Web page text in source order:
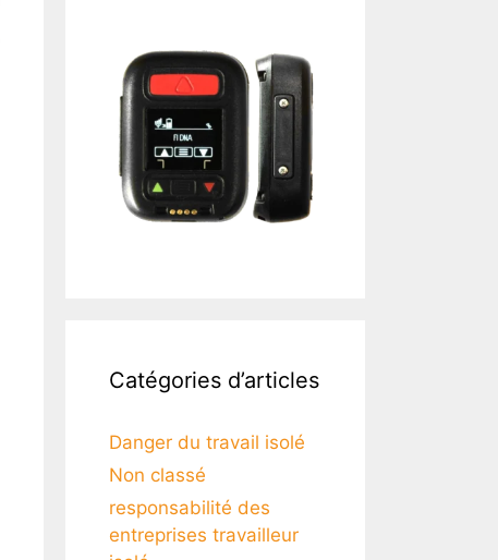
Catégories d’articles
Danger du travail isolé
Non classé
responsabilité des
entreprises travailleur